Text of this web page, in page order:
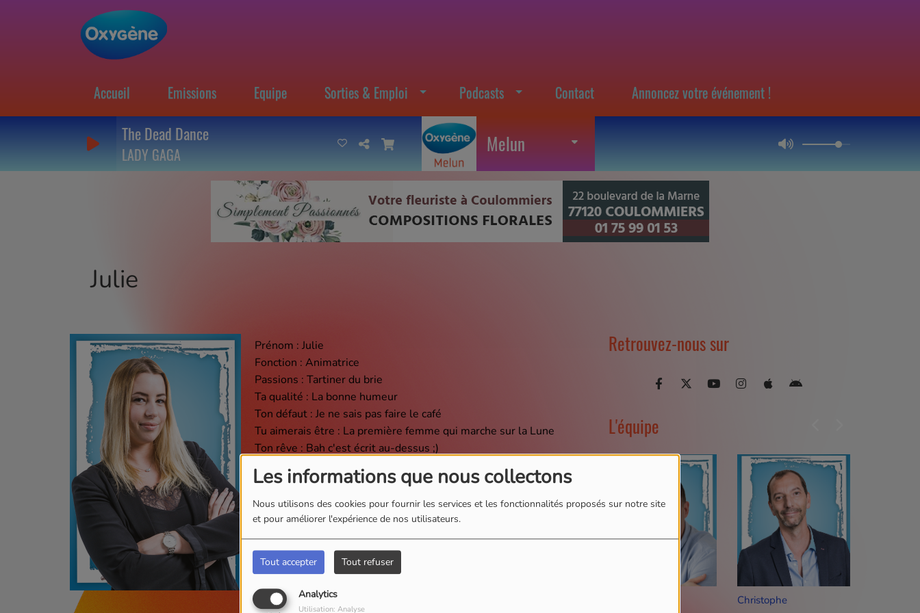
Les informations que nous collectons
Nous utilisons des cookies pour fournir les services et les fonctionnalités proposés sur notre site
et pour améliorer l'expérience de nos utilisateurs.
Tout accepter Tout refuser
Analytics
Utilisation: Analyse
Accueil Emissions Equipe Sorties & Emploi Podcasts Contact Annoncez votre événement !
The Dead Dance
LADY GAGA Melun
Julie
Prénom : Julie
Fonction : Animatrice
Passions : Tartiner du brie
Ta qualité : La bonne humeur
Ton défaut : Je ne sais pas faire le café
Tu aimerais être : La première femme qui marche sur la Lune
Ton rêve : Bah c'est écrit au-dessus ;)
Retrouvez-nous sur
L'équipe
Christophe